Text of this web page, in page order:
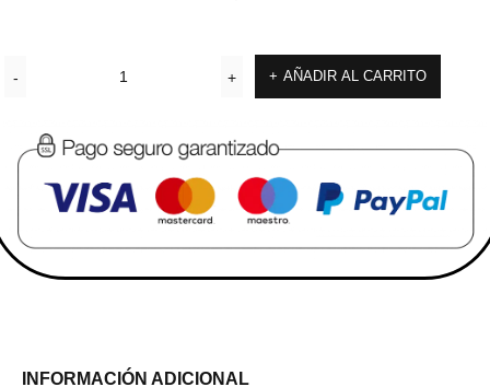
AÑADIR AL CARRITO
INFORMACIÓN ADICIONAL